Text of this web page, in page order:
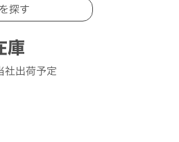
庫
社出荷予定